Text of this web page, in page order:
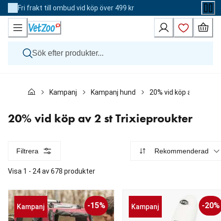
Skip
to
Content
Fri frakt till ombud vid köp över 499 kr
Katt
Veterinärfoder
Varumärken
Kampanj Kampanj hund 20% vid köp av 2 st
20% vid köp av 2 st Trixieproukter
Filtrera Rekommenderad
Visa 1 - 24 av 678 produkter
Kampanj -15% Kampanj -20%